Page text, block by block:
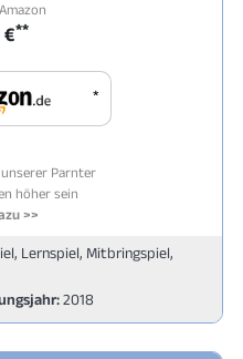
€**
*
Parnter
höher sein
>>
Lernspiel, Mitbringspiel,
2018